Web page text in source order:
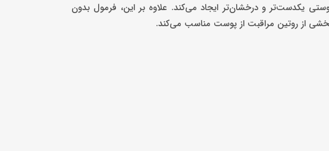
یکدست‌تر و درخشان‌تر ایجاد می‌کند. علاوه بر این، فرمول بدون
از روتین مراقبت از پوست مناسب می‌کند.